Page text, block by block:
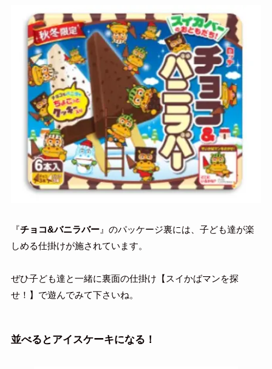
『チョコ&バニラバー』のパッケージ裏には、子ども達が楽
しめる仕掛けが施されています。
ぜひ子ども達と一緒に裏面の仕掛け【スイかばマンを探
せ！】で遊んでみて下さいね。
並べるとアイスケーキになる！